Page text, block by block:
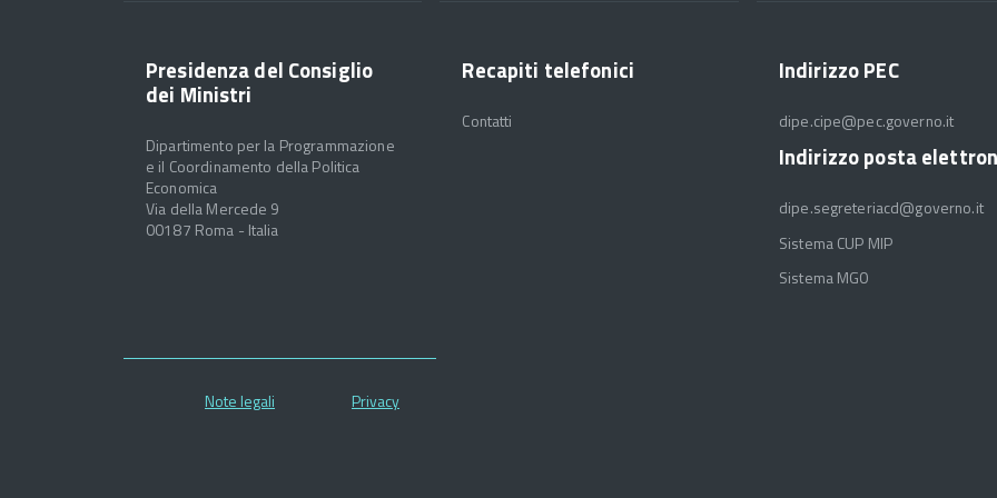
Presidenza del Consiglio
dei Ministri
Dipartimento per la Programmazione
e il Coordinamento della Politica
Economica
Via della Mercede 9
00187 Roma - Italia
Recapiti telefonici
Contatti
Indirizzo PEC
dipe.cipe@pec.governo.it
Indirizzo posta
dipe.segreteriacd@governo.it
Sistema CUP MIP
Sistema MGO
Note legali Privacy